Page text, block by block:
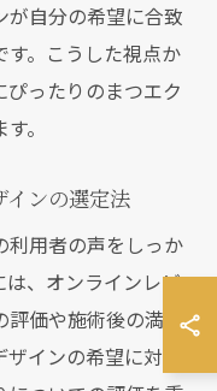
が自分の希望に合致
す。こうした視点か
ったりのまつエク
。
インの選定法
利用者の声をしっか
は、オンラインレビ
評価や施術後の満足
インの希望に対す